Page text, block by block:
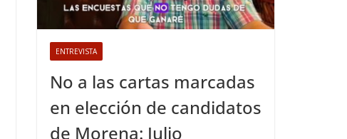
ENTREVISTA
No a las cartas marcadas
en elección de candidatos
de Morena: Julio